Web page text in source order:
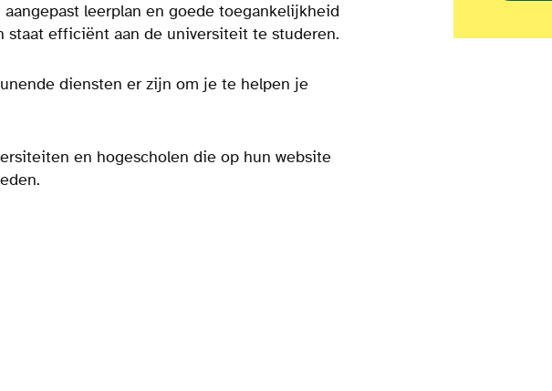
leerplan en goede toegankelijkheid
staat efficiënt aan de universiteit te studeren.
diensten er zijn om je te helpen je
en hogescholen die op hun website